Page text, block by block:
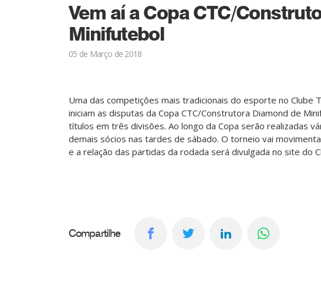
Vem aí a Copa CTC/
Minifutebol
05 de Março de 2018
Uma das competições mais tradicionais do esporte no Clube
iniciam as disputas da Copa CTC/Construtora Diamond de
títulos em três divisões. Ao longo da Copa serão realizadas
demais sócios nas tardes de sábado. O torneio vai
e a relação das partidas da rodada será divulgada no site do
Compartilhe